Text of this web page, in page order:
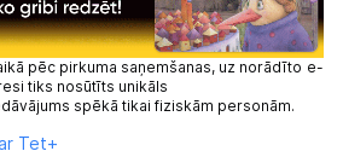
pēc pirkuma saņemšanas, uz norādīto e-
tiks nosūtīts unikāls
spēkā tikai fiziskām personām.
Tet+